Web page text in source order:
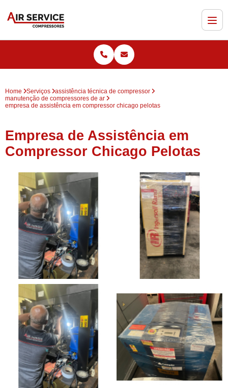
Home Serviços
assistência técnica de compressor
manutenção de compressores de ar
empresa de assistência em compressor chicago pelotas
Empresa de Assistência em
Compressor Chicago Pelotas